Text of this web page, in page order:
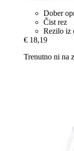
Dober
Čist rez
Rezilo iz
€ 18,19
Trenutno ni na